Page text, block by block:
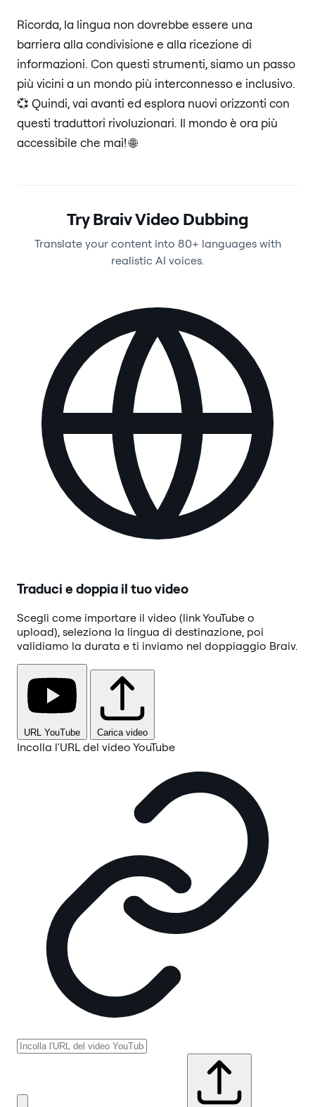
Ricorda, la lingua non dovrebbe essere una
barriera alla condivisione e alla ricezione di
informazioni. Con questi strumenti, siamo un passo
più vicini a un mondo più interconnesso e inclusivo.
💞 Quindi, vai avanti ed esplora nuovi orizzonti con
questi traduttori rivoluzionari. Il mondo è ora più
accessibile che mai! 🌐
Try Braiv Video Dubbing
Translate your content into 80+ languages with
realistic AI voices.
Traduci e doppia il tuo video
Scegli come importare il video (link YouTube o
upload), seleziona la lingua di destinazione, poi
validiamo la durata e ti inviamo nel doppiaggio Braiv.
URL YouTube Carica video
Incolla l'URL del video YouTube